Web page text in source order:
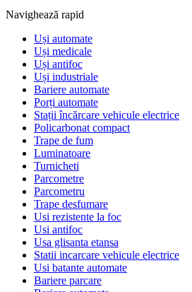
Navighează rapid
Uși automate
Uși medicale
Uși antifoc
Uși industriale
Bariere automate
Porți automate
Stații încărcare vehicule electrice
Policarbonat compact
Trape de fum
Luminatoare
Turnicheti
Parcometre
Parcometru
Trape desfumare
Usi rezistente la foc
Usi antifoc
Usa glisanta etansa
Statii incarcare vehicule electrice
Usi batante automate
Bariere parcare